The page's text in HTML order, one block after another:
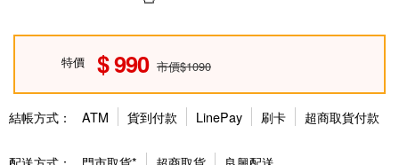
特價 990 市價$1090
結帳方式： ATM 貨到付款 LinePay 刷卡 超商取貨付款